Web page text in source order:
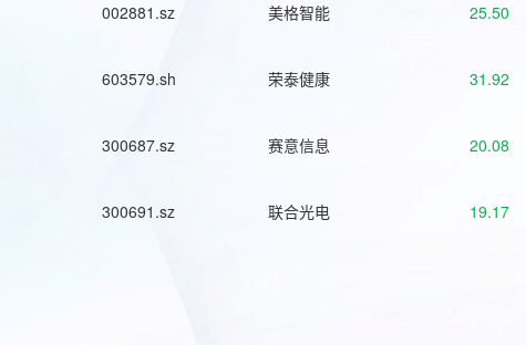
002881.sz 美格智能 25.50
603579.sh 荣泰健康 31.92
300687.sz 赛意信息 20.08
300691.sz 联合光电 19.17